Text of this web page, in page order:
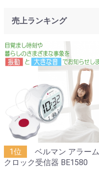
売上ランキング
1位
ベルマン アラーム
クロック受信器 BE1580